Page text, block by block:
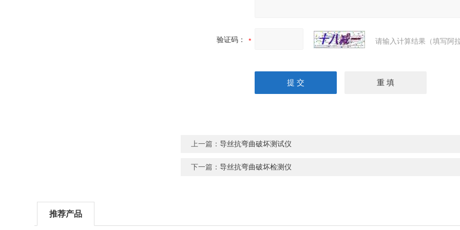
验证码： 请输入计算结果（填写阿
上一篇： 导丝抗弯曲破坏测试仪
下一篇： 导丝抗弯曲破坏检测仪
推荐产品